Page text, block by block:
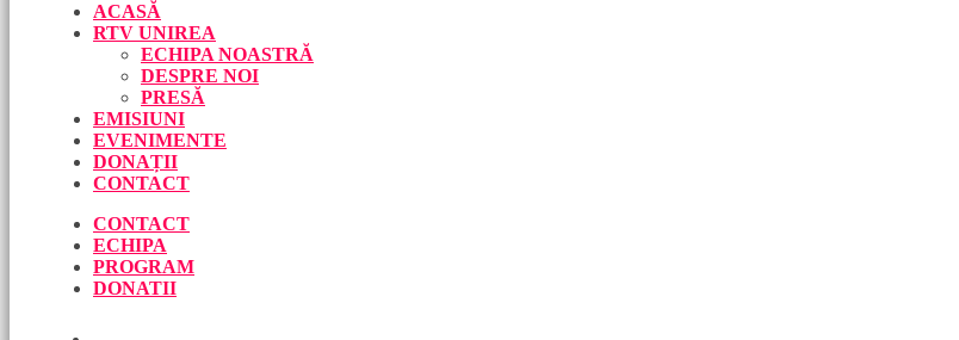
ACASĂ
RTV UNIREA
ECHIPA NOASTRĂ
DESPRE NOI
PRESĂ
EMISIUNI
EVENIMENTE
DONAȚII
CONTACT
CONTACT
ECHIPA
PROGRAM
DONATII